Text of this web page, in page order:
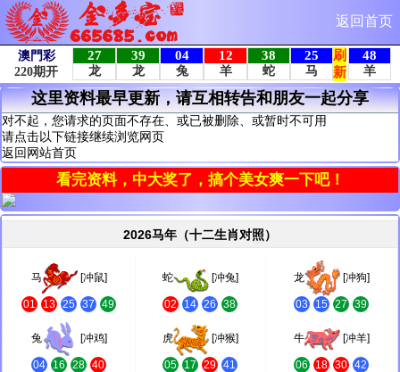
返回首页
这里资料最早更新，请互相转告和朋友一起分享
对不起，您请求的页面不存在、或已被删除、或暂时不可用
请点击以下链接继续浏览网页
返回网站首页
看完资料，中大奖了，搞个美女爽一下吧！
2026马年（十二生肖对照）
马 [冲鼠]
01 13 25 37 49
蛇 [冲兔]
02 14 26 38
龙 [冲狗]
03 15 27 39
兔 [冲鸡]
04 16 28 40
虎 [冲猴]
05 17 29 41
牛 [冲羊]
06 18 30 42